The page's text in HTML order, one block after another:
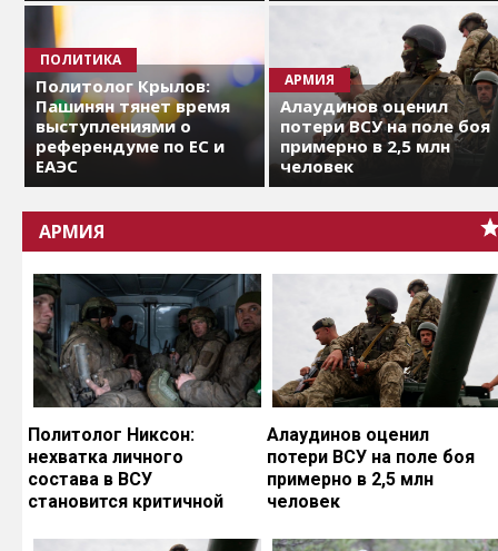
ПОЛИТИКА
Политолог Крылов:
Пашинян тянет время
выступлениями о
референдуме по ЕС и
ЕАЭС
АРМИЯ
Алаудинов оценил
потери ВСУ на поле боя
примерно в 2,5 млн
человек
АРМИЯ
Политолог Никсон:
нехватка личного
состава в ВСУ
становится критичной
Алаудинов оценил
потери ВСУ на поле боя
примерно в 2,5 млн
человек